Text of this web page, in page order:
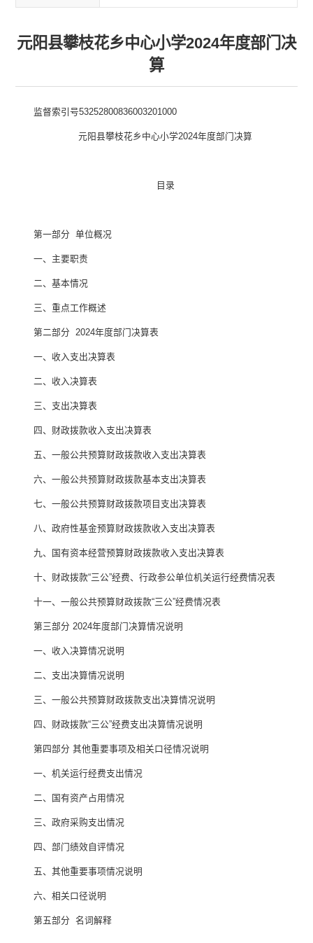
元阳县攀枝花乡中心小学2024年度部门决
算
监督索引号53252800836003201000
元阳县攀枝花乡中心小学2024年度部门决算
目录
第一部分 单位概况
一、主要职责
二、 基本情况
三、重点工作概述
第二部分 2024年度部门决算表
一、收入支出决算表
二、收入决算表
三、支出决算表
四、财政拨款收入支出决算表
五、一般公共预算财政拨款收入支出决算表
六、一般公共预算财政拨款基本支出决算表
七、 一般公共预算财政拨款项目支出决算表
八、政府性基金预算财政拨款收入支出决算表
九、国有资本经营预算财政拨款收入支出决算表
十、 财政拨款“三公”经费、行政参公单位机关运行经费情况表
十一、一般公共预算财政拨款“三公”经费情况表
第三部分 2024年度部门决算情况说明
一、收入决算情况说明
二、支出决算情况说明
三、一般公共预算财政拨款支出决算情况说明
四、财政拨款“三公”经费支出决算情况说明
第四部分 其他重要事项及相关口径情况说明
一、 机关运行经费支出情况
二、 国有资产占用情况
三、 政府采购支出情况
四、 部门绩效自评情况
五、 其他重要事项情况说明
六、相关口径说明
第五部分 名词解释